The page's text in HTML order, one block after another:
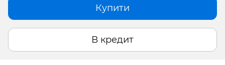
Купити
В кредит